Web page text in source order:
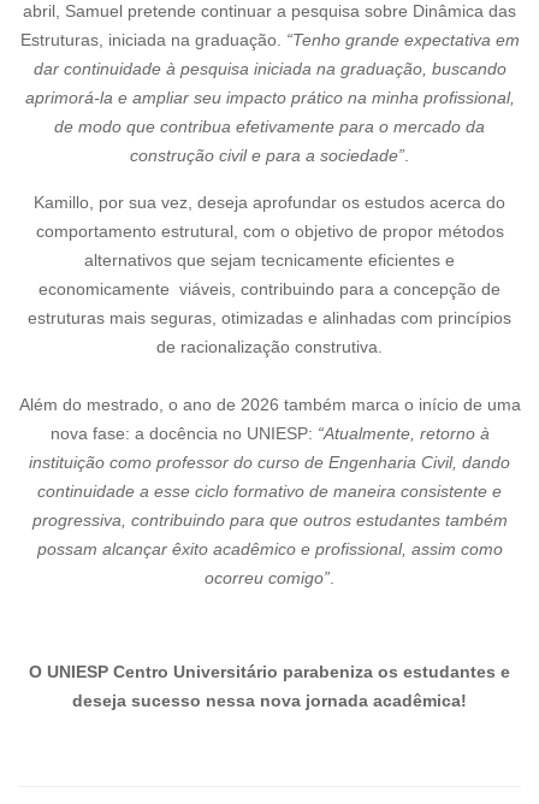
abril, Samuel pretende continuar a pesquisa sobre Dinâmica das
Estruturas, iniciada na graduação. “Tenho grande expectativa em
dar continuidade à pesquisa iniciada na graduação, buscando
aprimorá-la e ampliar seu impacto prático na minha profissional,
de modo que contribua efetivamente para o mercado da
construção civil e para a sociedade”
Kamillo, por sua vez, deseja aprofundar os estudos acerca do
comportamento estrutural, com o objetivo de propor métodos
alternativos que sejam tecnicamente eficientes e
economicamente viáveis, contribuindo para a concepção de
estruturas mais seguras, otimizadas e alinhadas com princípios
de racionalização construtiva.
Além do mestrado, o ano de 2026 também marca o início de uma
nova fase: a docência no UNIESP: “Atualmente, retorno à
instituição como professor do curso de Engenharia Civil, dando
continuidade a esse ciclo formativo de maneira consistente e
progressiva, contribuindo para que outros estudantes também
possam alcançar êxito acadêmico e profissional, assim como
ocorreu comigo”
O UNIESP Centro Universitário parabeniza os estudantes e
deseja sucesso nessa nova jornada acadêmica!